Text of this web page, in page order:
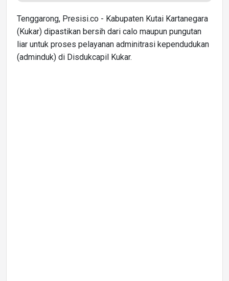
Tenggarong, Presisi.co - Kabupaten Kutai Kartanegara
(Kukar) dipastikan bersih dari calo maupun pungutan
liar untuk proses pelayanan adminitrasi kependudukan
(adminduk) di Disdukcapil Kukar.